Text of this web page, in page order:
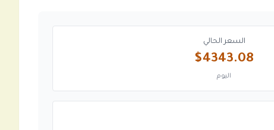
السعر الحالي
$4343.08
اليوم